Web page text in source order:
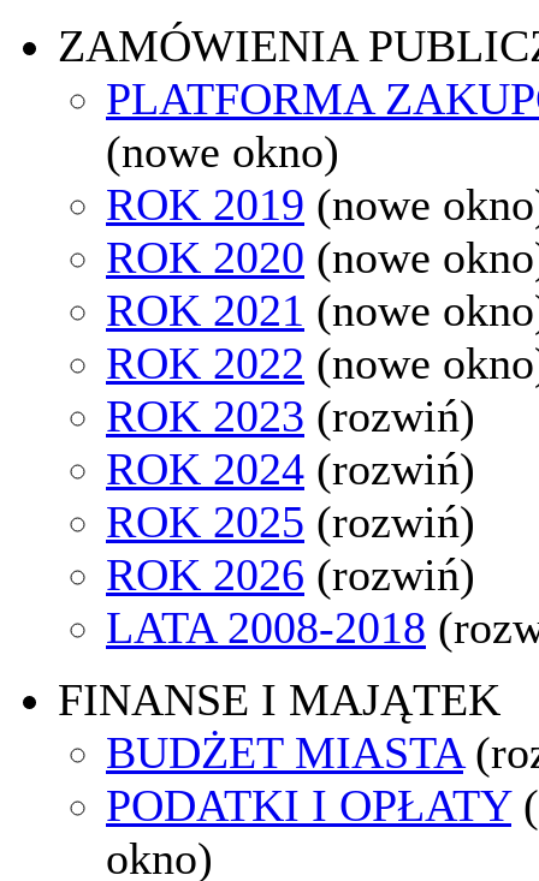
ZAMÓWIENIA
PLATFORMA
(nowe okno)
ROK 2019 (nowe
ROK 2020 (nowe
ROK 2021 (nowe
ROK 2022 (nowe
ROK 2023 (rozwiń)
ROK 2024 (rozwiń)
ROK 2025 (rozwiń)
ROK 2026 (rozwiń)
LATA 2008-2018
FINANSE I MAJĄTEK
BUDŻET MIASTA
PODATKI I OPŁATY
okno)